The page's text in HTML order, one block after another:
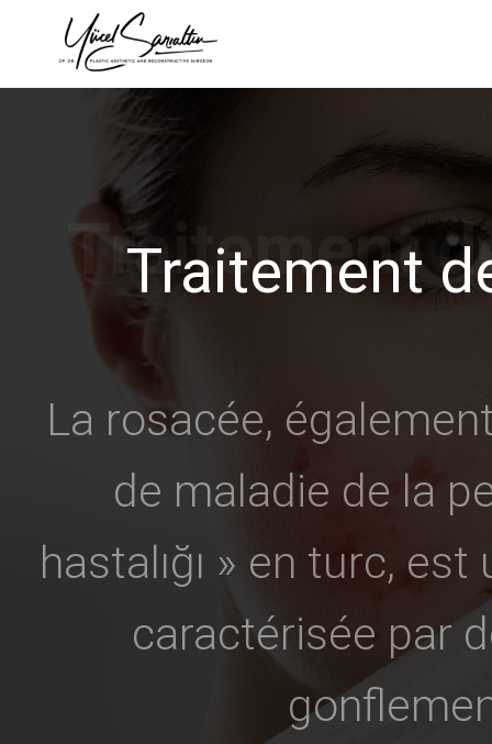
Traitement
La rosacée,
de maladie de la
hastalığı » en turc,
caractérisée par